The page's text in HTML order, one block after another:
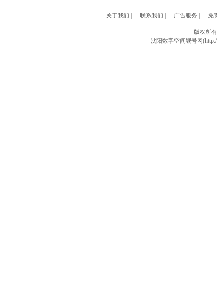
关于我们 联系我们 广告服务 免
版权所
沈阳数字空间靓号网